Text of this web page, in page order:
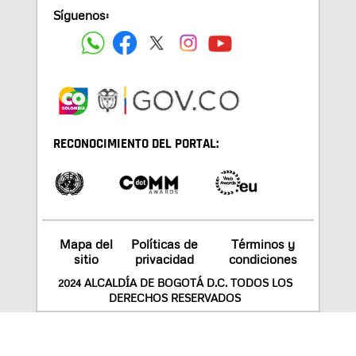
Síguenos:
RECONOCIMIENTO DEL PORTAL:
Mapa del
sitio
Políticas de
privacidad
Términos y
condiciones
2024 ALCALDÍA DE BOGOTÁ D.C. TODOS LOS
DERECHOS RESERVADOS